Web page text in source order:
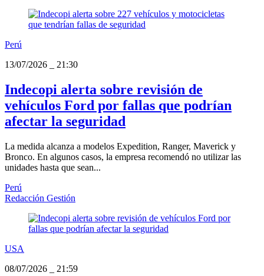
Perú
13/07/2026
21:30
Indecopi alerta sobre revisión de
vehículos Ford por fallas que podrían
afectar la seguridad
La medida alcanza a modelos Expedition, Ranger, Maverick y
Bronco. En algunos casos, la empresa recomendó no utilizar las
unidades hasta que sean...
Perú
Redacción Gestión
USA
08/07/2026
21:59